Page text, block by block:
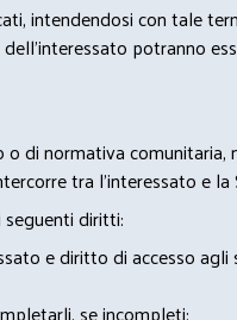
intendendosi con tale
potranno
di normativa
tra l’interessato e
seguenti diritti:
e diritto di accesso